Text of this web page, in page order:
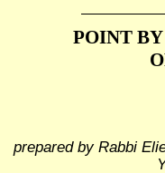
POINT
prepared by Rabbi